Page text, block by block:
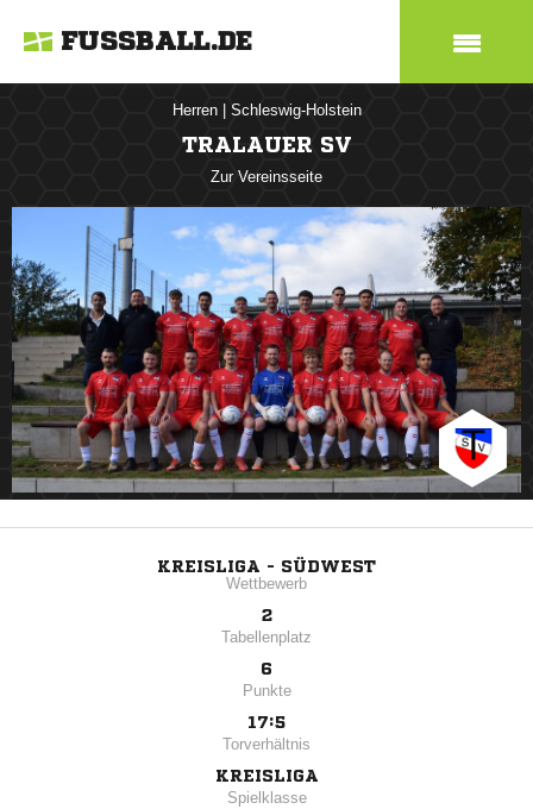
FUSSBALL.DE
Herren Schleswig-Holstein
TRALAUER SV
Zur Vereinsseite
KREISLIGA - SÜDWEST
Wettbewerb
2
Tabellenplatz
6
Punkte
17:5
Torverhältnis
KREISLIGA
Spielklasse